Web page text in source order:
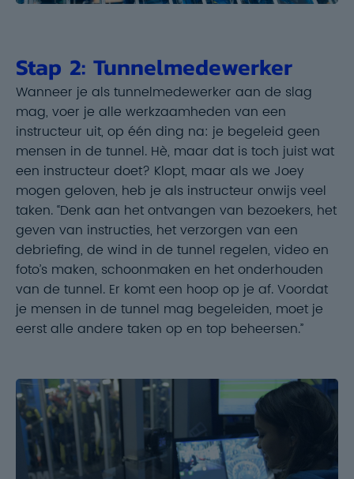
Stap 2: Tunnelmedewerker
Wanneer je als tunnelmedewerker aan de slag
mag, voer je alle werkzaamheden van een
instructeur uit, op één ding na: je begeleid geen
mensen in de tunnel. Hè, maar dat is toch juist wat
een instructeur doet? Klopt, maar als we Joey
mogen geloven, heb je als instructeur onwijs veel
taken. “Denk aan het ontvangen van bezoekers, het
geven van instructies, het verzorgen van een
debriefing, de wind in de tunnel regelen, video en
foto’s maken, schoonmaken en het onderhouden
van de tunnel. Er komt een hoop op je af. Voordat
je mensen in de tunnel mag begeleiden, moet je
eerst alle andere taken op en top beheersen.”